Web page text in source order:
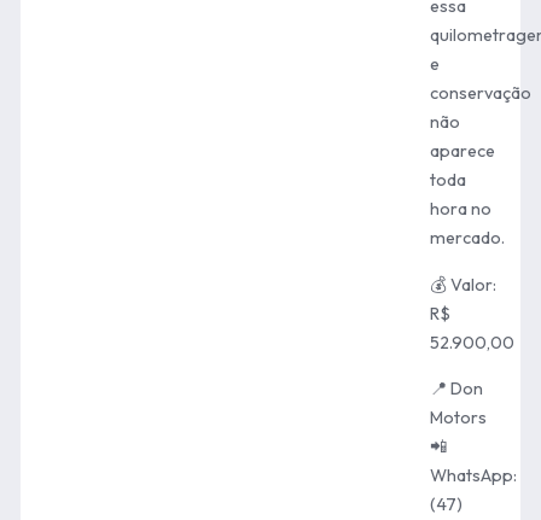
essa
e
conservação
não
aparece
toda
hora no
mercado.
💰 Valor:
R$
52.900,00
📍 Don
Motors
📲
WhatsApp:
(47)